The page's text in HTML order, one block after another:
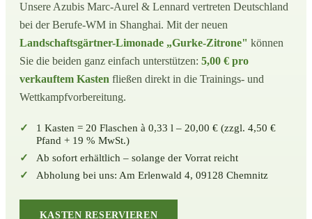
Unsere Azubis Marc-Aurel & Lennard vertreten Deutschland
bei der Berufe-WM in Shanghai. Mit der neuen
Landschaftsgärtner-Limonade „Gurke-Zitrone" können
Sie die beiden ganz einfach unterstützen: 5,00 € pro
verkauftem Kasten fließen direkt in die Trainings- und
Wettkampfvorbereitung.
1 Kasten = 20 Flaschen à 0,33 l – 20,00 € (zzgl. 4,50 €
Pfand + 19 % MwSt.)
Ab sofort erhältlich – solange der Vorrat reicht
Abholung bei uns: Am Erlenwald 4, 09128 Chemnitz
KASTEN RESERVIEREN